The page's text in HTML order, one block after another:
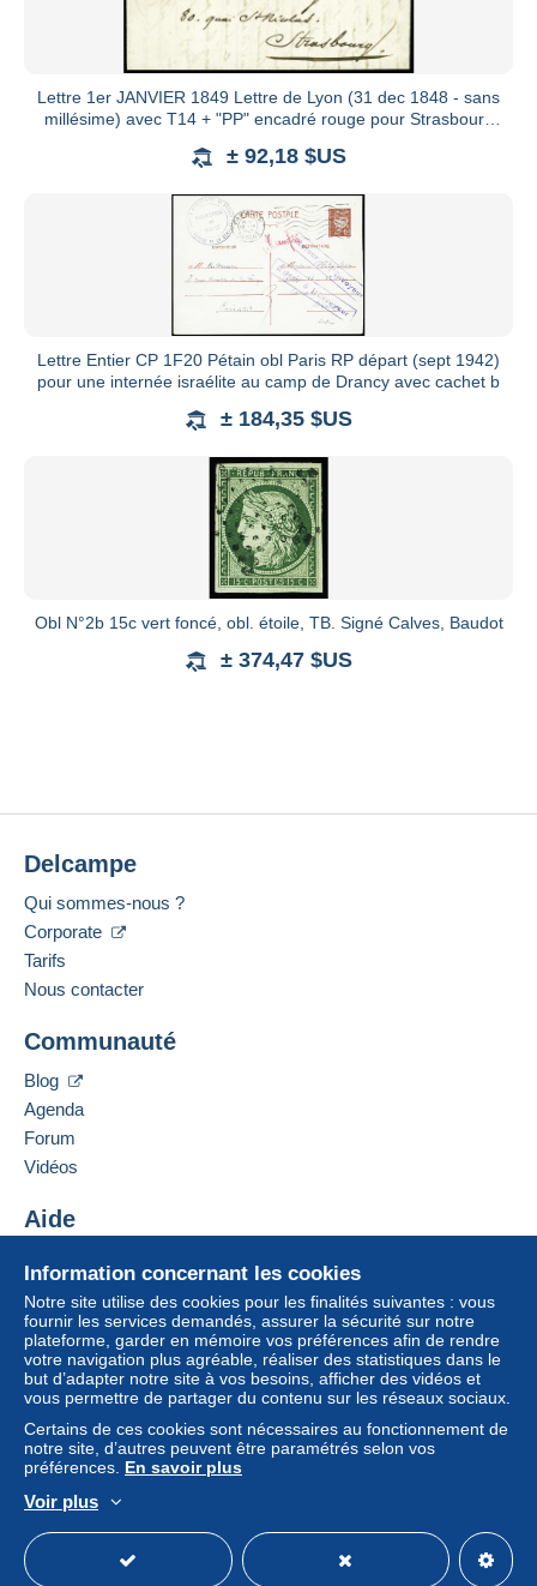
Lettre 1er JANVIER 1849 Lettre de Lyon (31 dec 1848 - sans
millésime) avec T14 + "PP" encadré rouge pour Strasbourg
± 92,18 $US
Lettre Entier CP 1F20 Pétain obl Paris RP départ (sept 1942)
pour une internée israélite au camp de Drancy avec cachet b
± 184,35 $US
Obl N°2b 15c vert foncé, obl. étoile, TB. Signé Calves, Baudot
± 374,47 $US
Information concernant les cookies
Notre site utilise des cookies pour les finalités suivantes : vous
fournir les services demandés, assurer la sécurité sur notre
plateforme, garder en mémoire vos préférences afin de rendre
votre navigation plus agréable, réaliser des statistiques dans le
but d’adapter notre site à vos besoins, afficher des vidéos et
vous permettre de partager du contenu sur les réseaux sociaux.
Certains de ces cookies sont nécessaires au fonctionnement de
notre site, d’autres peuvent être paramétrés selon vos
préférences. En savoir plus
Voir plus
Delcampe
Qui sommes-nous ?
Corporate
Tarifs
Nous contacter
Communauté
Blog
Agenda
Forum
Vidéos
Aide
Acheter sur Delcampe
Vendre sur Delcampe
Un site sécurisé